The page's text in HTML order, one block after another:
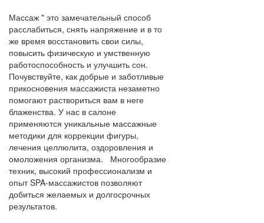
Массаж " это замечательный способ
расслабиться, снять напряжение и в то
же время восстановить свои силы,
повысить физическую и умственную
работоспособность и улучшить сон.
Почувствуйте, как добрые и заботливые
прикосновения массажиста незаметно
помогают раствориться вам в неге
блаженства. У нас в салоне
применяются уникальные массажные
методики для коррекции фигуры,
лечения целлюлита, оздоровления и
омоложения организма. Многообразие
техник, высокий профессионализм и
опыт SPA-массажистов позволяют
добиться желаемых и долгосрочных
результатов.